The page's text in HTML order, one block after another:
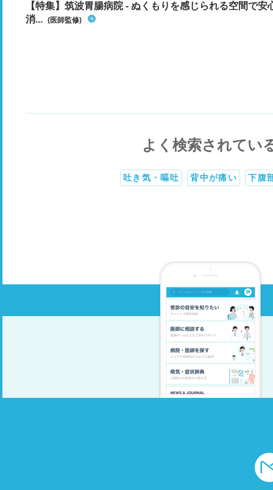
【特集】筑波胃腸病院 - ぬくもりを感じられる空間で
消... (医師監修)
よく検索されてい
吐き気・嘔吐 背中が痛い 下腹